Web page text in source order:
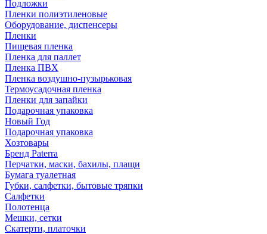
Подложки
Пленки полиэтиленовые
Оборудование, диспенсеры
Пленки
Пищевая пленка
Пленка для паллет
Пленка ПВХ
Пленка воздушно-пузырьковая
Термоусадочная пленка
Пленки для запайки
Подарочная упаковка
Новый Год
Подарочная упаковка
Хозтовары
Бренд Paterra
Перчатки, маски, бахилы, плащи
Бумага туалетная
Губки, салфетки, бытовые тряпки
Салфетки
Полотенца
Мешки, сетки
Скатерти, платочки